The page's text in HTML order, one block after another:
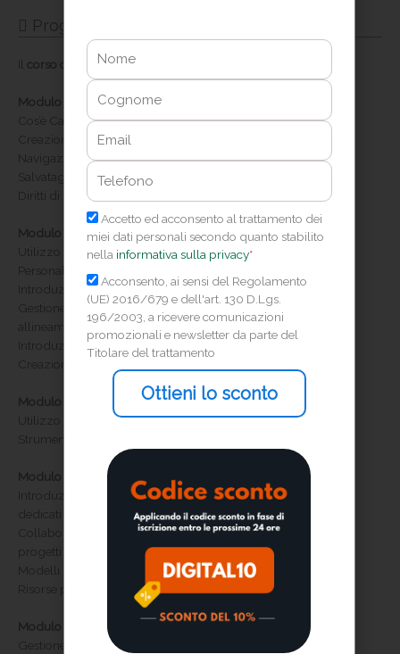
Programma di preparazione
Il corso online Canvaè suddiviso in
Modulo 1 | Introduzione a Canva
Cos’è Canva e panoramica generale della piattaforma
Creazione dell’account gratuito e Pro
Navigazione nell’interfaccia utente
Salvataggio e condivisione dei progetti
Diritti di utilizzo degli output di CANVA
Modulo 2 | Nozioni Base di Grafica con Canva
Utilizzo di Modelli predefiniti
Personalizzazione di Testo, Immagini e Colori
Introduzione ai Font: scelta e combinazioni
Gestione degli elementi grafici: forme, icone e illustrazioni
allineamento e disposizione degli oggetti
Introduzione ai Livelli e ai Gruppi
Creazione di Video e GIF Animate
Modulo 3 | Funzionalità Avanzate di Canva
Utilizzo di Canva Apps e integrazioni
Strumenti di branding: kit aziendale, palette colori e loghi
Modulo 4 | Canva per Docenti
Introduzione a Canva per l’educazione: piani di abbonamento
dedicati
Collaborazione con gli studenti: assegnazione e gestione dei
progetti condivisi
Modelli per la didattica
Risorse per i docenti
Modulo 5 | Canva per Team
Gestione dei Team su Canva: creazione e organizzazione
Nome
Cognome
Email
Telefono
Privacy
Accetto ed acconsento al trattamento dei
miei dati personali secondo quanto stabilito
nella informativa sulla privacy*
Marketing
Acconsento, ai sensi del Regolamento
(UE) 2016/679 e dell'art. 130 D.Lgs.
196/2003, a ricevere comunicazioni
promozionali e newsletter da parte del
Titolare del trattamento
Ottieni lo sconto